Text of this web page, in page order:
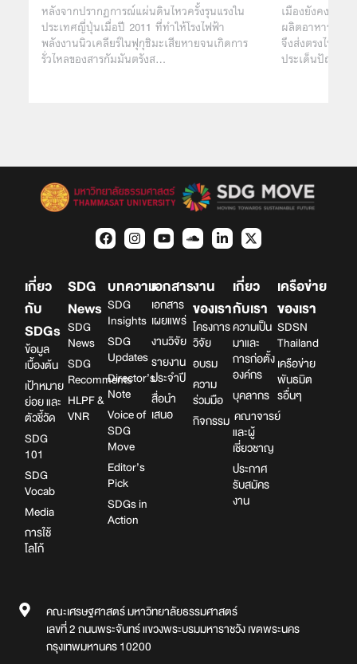
หลังจากปรากฏการณ์แผ่นดินไหวครั้งรุนแรงใน
ประเทศญี่ปุ่นเมื่อปี 2011 ที่ทำให้โรงไฟฟ้า
พลังงานนิวเคลียร์ในฟุกุชิมะเสียหายจนเกิดการ
รั่วไหลของสารกัมมันตรังส…
เมืองยังคงมีข้อ
ผลิตอาหาร ปริ
จึงส่งตรงไปให้
ประเด็นปัญหาว่
เกี่ยว
กับ
SDGs
ข้อมูล
เบื้องต้น
เป้าหมาย
ย่อย และ
ตัวชี้วัด
SDG
101
SDG
Vocab
Media
การใช้
โลโก้
SDG
News
SDG
News
SDG
Recomments
HLPF &
VNR
บทความ
SDG
Insights
SDG
Updates
Director’s
Note
Voice of
SDG
Move
Editor’s
Pick
SDGs in
Action
เอกสาร
เอกสาร
เผยแพร่
งานวิจัย
รายงาน
ประจำปี
สื่อนำ
เสนอ
งาน
ของเรา
โครงการ
วิจัย
อบรม
ความ
ร่วมมือ
กิจกรรม
เกี่ยว
กับเรา
ความเป็น
มาและ
การก่อตั้ง
องค์กร
บุคลากร
คณาจารย์
และผู้
เชี่ยวชาญ
ประกาศ
รับสมัคร
งาน
เครือข่าย
ของเรา
SDSN
Thailand
เครือข่าย
พันธมิต
รอื่นๆ
คณะเศรษฐศาสตร์ มหาวิทยาลัยธรรมศาสตร์
เลขที่ 2 ถนนพระจันทร์ แขวงพระบรมมหาราชวัง เขตพระนคร
กรุงเทพมหานคร 10200